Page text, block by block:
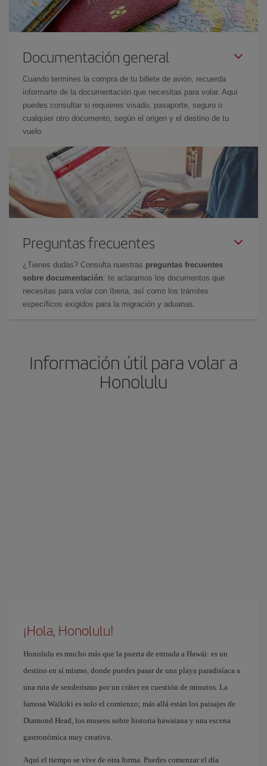
Documentación general
Cuando termines la compra de tu billete de avión, recuerda
informarte de la documentación que necesitas para volar. Aquí
puedes consultar si requieres visado, pasaporte, seguro o
cualquier otro documento, según el origen y el destino de tu
vuelo.
Preguntas frecuentes
¿Tienes dudas? Consulta nuestras preguntas frecuentes
sobre documentación: te aclaramos los documentos que
necesitas para volar con Iberia, así como los trámites
específicos exigidos para la migración y aduanas.
Información útil para volar a
Honolulu
¡Hola, Honolulu!
Honolulu es mucho más que la puerta de entrada a Hawái: es un
destino en sí mismo, donde puedes pasar de una playa paradisíaca a
una ruta de senderismo por un cráter en cuestión de minutos. La
famosa Waikiki es solo el comienzo; más allá están los paisajes de
Diamond Head, los museos sobre historia hawaiana y una escena
gastronómica muy creativa.
Aquí el tiempo se vive de otra forma. Puedes comenzar el día